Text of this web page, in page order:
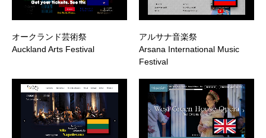
オークランド芸術祭
Auckland Arts Festival
アルサナ音楽祭
Arsana International Music
Festival